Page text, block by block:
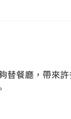
替餐廳，帶來